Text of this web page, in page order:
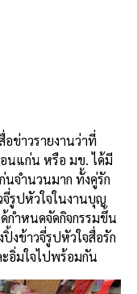
ข่าวรายงานว่าที่
นแก่น หรือ มข. ได้มี
จำนวนมาก ทั้งคู่รัก
รูปหัวใจในงานบุญ
กำหนดจัดกิจกรรมขึ้น
งข้าวจี่รูปหัวใจสื่อรัก
อิ่มใจไปพร้อมกัน